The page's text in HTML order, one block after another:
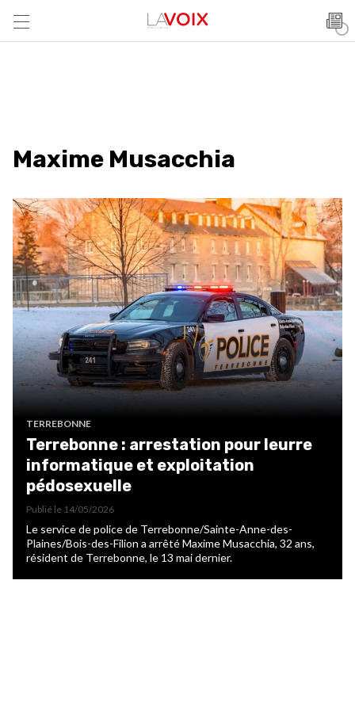
Maxime Musacchia
TERREBONNE
Terrebonne : arrestation pour leurre
informatique et exploitation
pédosexuelle
Publié le 14/05/2026
Le service de police de Terrebonne/Sainte-Anne-des-
Plaines/Bois-des-Filion a arrêté Maxime Musacchia, 32 ans,
résident de Terrebonne, le 13 mai dernier.